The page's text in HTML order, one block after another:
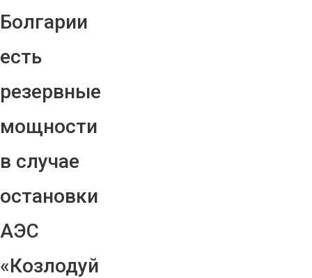
Болгарии
есть
резервные
мощности
в случае
остановки
АЭС
«Козлодуй